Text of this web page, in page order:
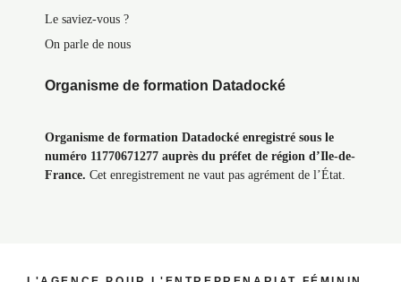
Le saviez-vous ?
On parle de nous
Organisme de formation Datadocké
Organisme de formation Datadocké enregistré sous le
numéro 11770671277 auprès du préfet de région d’Ile-de-
France. Cet enregistrement ne vaut pas agrément de l’État.